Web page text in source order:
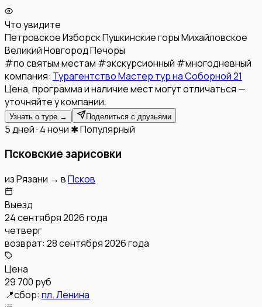
Что увидите
ПетровскоеИзборскПушкинские горыМихайловское
Великий НовгородПечоры
#по святым местам #экскурсионный #многодневный
компания: Турагентство Мастер тур на Соборной 21
Цена, программа и наличие мест могут отличаться —
уточняйте у компании.
Узнать о туре → Поделиться с друзьями
5 дней · 4 ночи ✱ Популярный
Псковские зарисовки
изРязани → вПсков
Выезд
24 сентября 2026 года
четверг
возврат: 28 сентября 2026 года
Цена
29 700 руб
📍сбор: пл. Ленина